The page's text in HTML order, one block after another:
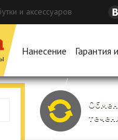
и аксессуаров
Нанесение Гарантия
Обмен